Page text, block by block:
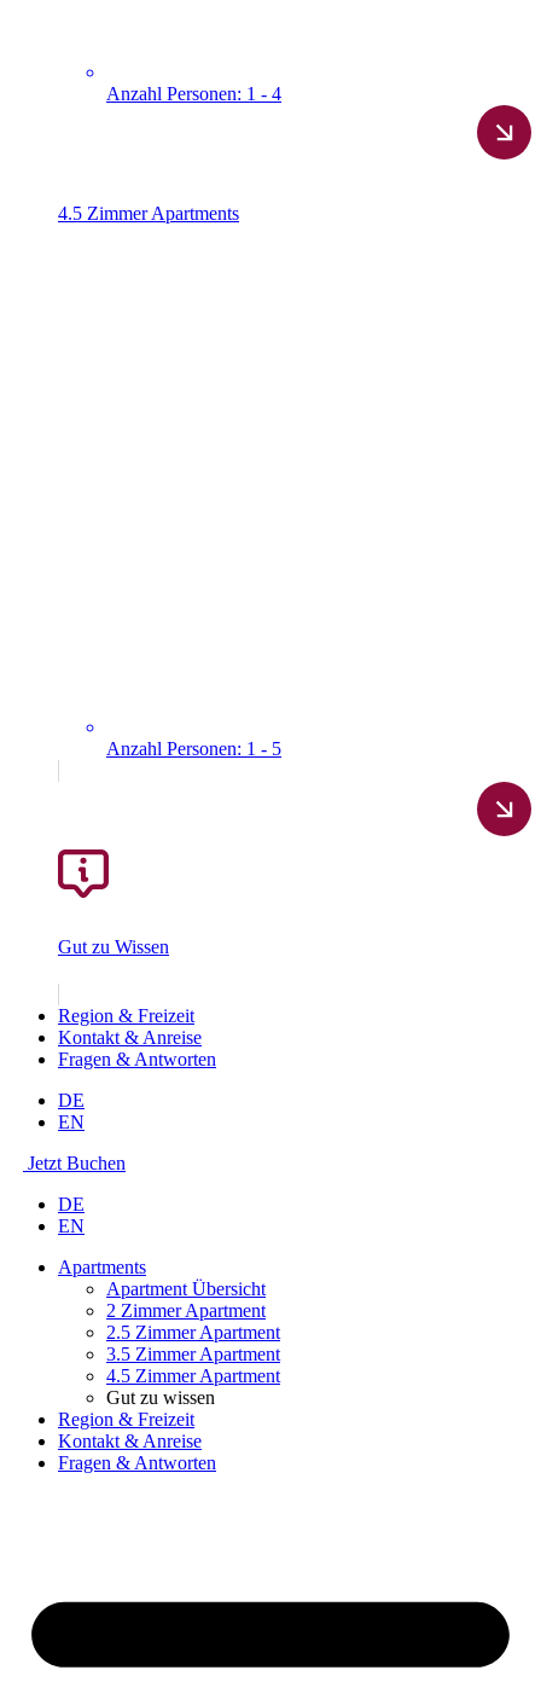
Anzahl Personen: 1 - 4
4.5 Zimmer Apartments​
Anzahl Personen: 1 - 5
Gut zu Wissen
Region & Freizeit
Kontakt & Anreise
Fragen & Antworten
DE
EN
Jetzt Buchen
DE
EN
Apartments
Apartment Übersicht
2 Zimmer Apartment
2.5 Zimmer Apartment
3.5 Zimmer Apartment
4.5 Zimmer Apartment
Gut zu wissen
Region & Freizeit
Kontakt & Anreise
Fragen & Antworten